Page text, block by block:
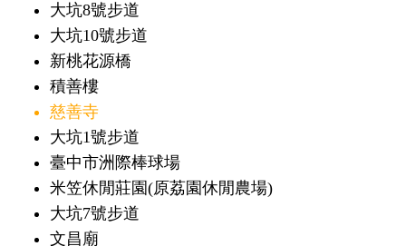
大坑8號步道
大坑10號步道
新桃花源橋
積善樓
慈善寺
大坑1號步道
臺中市洲際棒球場
米笠休閒莊園(原荔園休閒農場)
大坑7號步道
文昌廟